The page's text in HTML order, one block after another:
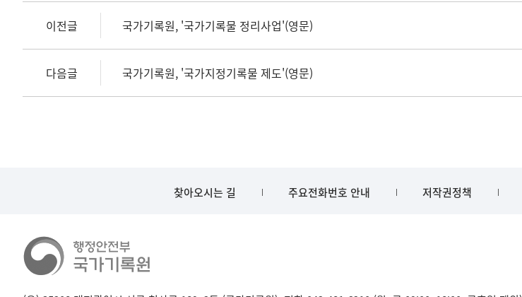
이전글 국가기록원, '국가기록물 정리사업'(영문)
다음글 국가기록원, '국가지정기록물 제도'(영문)
찾아오시는 길 주요전화번호 안내 저작권정책